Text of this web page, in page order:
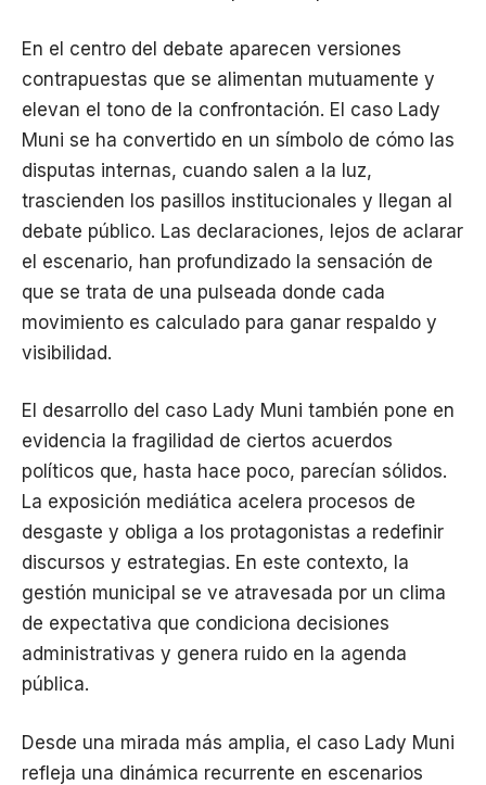
En el centro del debate aparecen versiones
contrapuestas que se alimentan mutuamente y
elevan el tono de la confrontación. El caso Lady
Muni se ha convertido en un símbolo de cómo las
disputas internas, cuando salen a la luz,
trascienden los pasillos institucionales y llegan al
debate público. Las declaraciones, lejos de aclarar
el escenario, han profundizado la sensación de
que se trata de una pulseada donde cada
movimiento es calculado para ganar respaldo y
visibilidad.
El desarrollo del caso Lady Muni también pone en
evidencia la fragilidad de ciertos acuerdos
políticos que, hasta hace poco, parecían sólidos.
La exposición mediática acelera procesos de
desgaste y obliga a los protagonistas a redefinir
discursos y estrategias. En este contexto, la
gestión municipal se ve atravesada por un clima
de expectativa que condiciona decisiones
administrativas y genera ruido en la agenda
pública.
Desde una mirada más amplia, el caso Lady Muni
refleja una dinámica recurrente en escenarios